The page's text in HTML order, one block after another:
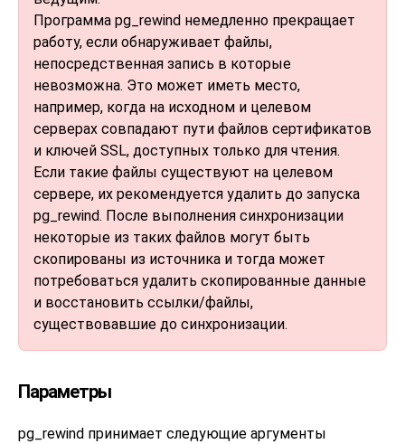
Программа pg_rewind немедленно прекращает
работу, если обнаруживает файлы,
непосредственная запись в которые
невозможна. Это может иметь место,
например, когда на исходном и целевом
серверах совпадают пути файлов сертификатов
и ключей SSL, доступных только для чтения.
Если такие файлы существуют на целевом
сервере, их рекомендуется удалить до запуска
pg_rewind. После выполнения синхронизации
некоторые из таких файлов могут быть
скопированы из источника и тогда может
потребоваться удалить скопированные данные
и восстановить ссылки/файлы,
существовавшие до синхронизации.
Параметры
pg_rewind принимает следующие аргументы